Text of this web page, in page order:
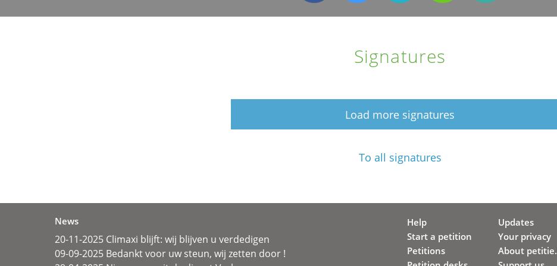
Signatures
Load more signatures
To all signatures
News
20-11-2025 Climaxi blijft: wij blijven u verdedigen
09-09-2025 Bedankt voor uw steun, wij zetten door !
Help
Start a petition
Petitions
Updates
Your privacy
About